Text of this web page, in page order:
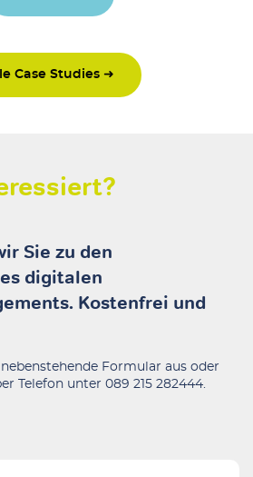
Case Studies ➜
Sie zu den
digitalen
Kostenfrei und
Formular aus oder
Telefon unter 089 215 282444.